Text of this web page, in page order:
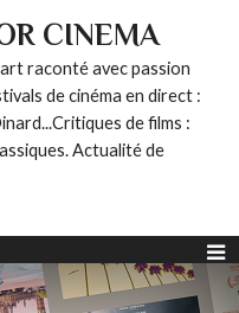
CINEMA
raconté avec passion
de cinéma en direct :
de films :
Actualité de